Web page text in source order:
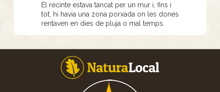
El recinte estava tancat per un mur i, fins i
tot, hi havia una zona porxada on les dones
rentaven en dies de pluja o mal temps.